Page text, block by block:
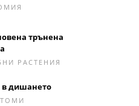
трънена
РАСТЕНИЯ
в дишането